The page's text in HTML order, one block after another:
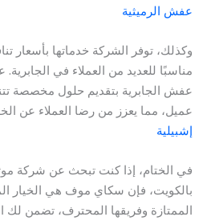
عفش الرميثية
وكذلك، توفر الشركة خدماتها بأسعار
مناسبًا للعديد من العملاء في
عفش الجابرية بتقديم حلول مخصصة
عميل، مما يعزز من رضا العملاء عن
إشبيلية
في الختام، إذا كنت تبحث عن شركة
بالكويت، فإن سكاي موف هي الخيار
الممتازة وفريقها المحترف، تضمن لك